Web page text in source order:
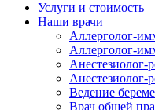
Услуги и стоимость
Наши врачи
Аллерголог-
Аллерголог-
Анестезиолог-
Анестезиолог-
Ведение
Врач общей